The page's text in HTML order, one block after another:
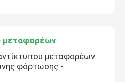
μεταφορέων
μεταφορέων
φόρτωσης -